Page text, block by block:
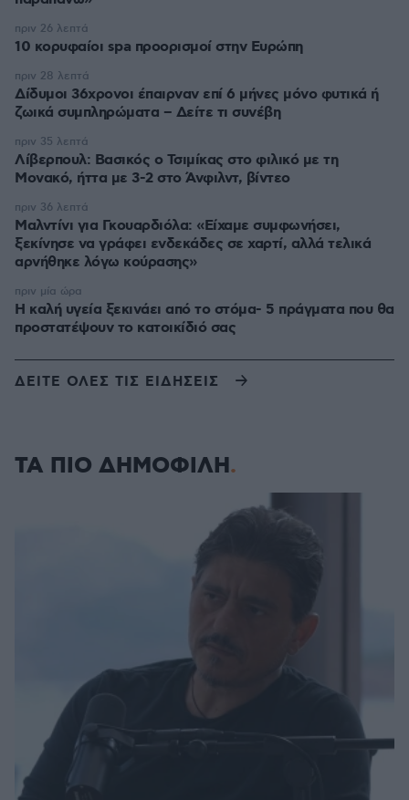
10 κορυφαίοι spa προορισμοί στην Ευρώπη
πριν 26 λεπτά
Δίδυμοι 36χρονοι έπαιρναν επί 6 μήνες μόνο φυτικά ή
ζωικά συμπληρώματα – Δείτε τι συνέβη
πριν 28 λεπτά
Λίβερπουλ: Βασικός ο Τσιμίκας στο φιλικό με τη
Μονακό, ήττα με 3-2 στο Άνφιλντ, βίντεο
πριν 35 λεπτά
Μαλντίνι για Γκουαρδιόλα: «Είχαμε συμφωνήσει,
ξεκίνησε να γράφει ενδεκάδες σε χαρτί, αλλά τελικά
αρνήθηκε λόγω κούρασης»
πριν 36 λεπτά
Η καλή υγεία ξεκινάει από το στόμα- 5 πράγματα που θα
προστατέψουν το κατοικίδιό σας
πριν μία ώρα
ΔΕΙΤΕ ΟΛΕΣ ΤΙΣ ΕΙΔΗΣΕΙΣ
ΤΑ ΠΙΟ ΔΗΜΟΦΙΛΗ